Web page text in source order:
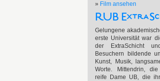
» Film ansehen
RUB
Gelungene
erste Universität war
der ExtraSchicht
Besuchern bildende
Kunst, Musik,
Worte. Mittendrin, die
reife Dame UB, die